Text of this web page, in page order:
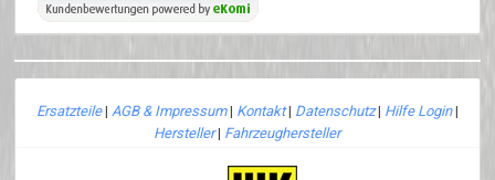
Ersatzteile| AGB & Impressum| Kontakt| Datenschutz| Hilfe Login|
Hersteller| Fahrzeughersteller